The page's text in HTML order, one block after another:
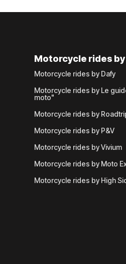
Motorcycle rides
Motorcycle rides by Dafy
Motorcycle rides by Le
moto"
Motorcycle rides by
Motorcycle rides by P&V
Motorcycle rides by Vivium
Motorcycle rides by Moto
Motorcycle rides by High